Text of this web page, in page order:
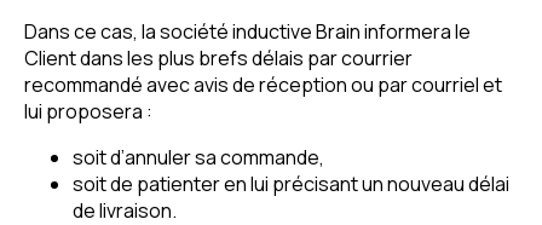
Dans ce cas, la société inductive Brain informera le
Client dans les plus brefs délais par courrier
recommandé avec avis de réception ou par courriel et
lui proposera :
soit d’annuler sa commande,
soit de patienter en lui précisant un nouveau délai
de livraison.